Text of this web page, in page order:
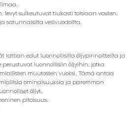
levyt sulkeutuvat tiukasti toisiaan vasten.
satunnaisilta vesivuodoilta.
lattian edut luonnollisilla öljypinnoitteilla ja
perustuvat luonnollisiin öljyihin, jotka
muutosten vuoksi. Tämä antaa
ominaisuuksia ja paremman
öljyt.
pitoisuus.